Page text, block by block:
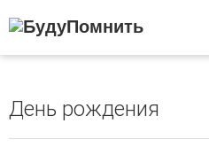
День рождения